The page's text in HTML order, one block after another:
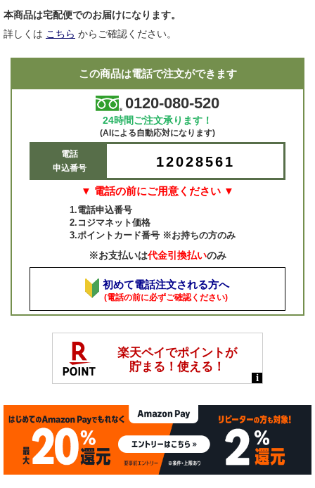
本商品は宅配便でのお届けになります。
詳しくは こちら からご確認ください。
この商品は電話で注文ができます
0120-080-520
24時間ご注文承ります！
(AIによる自動応対になります)
電話
申込番号
12028561
▼ 電話の前にご用意ください ▼
1.電話申込番号
2.コジマネット価格
3.ポイントカード番号 ※お持ちの方のみ
※お支払いは代金引換払いのみ
初めて電話注文される方へ
(電話の前に必ずご確認ください)